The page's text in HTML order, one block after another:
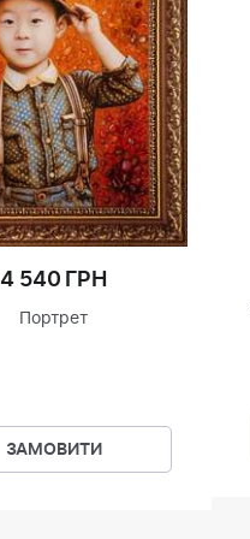
4 540 ГРН
Портрет
ЗАМОВИТИ